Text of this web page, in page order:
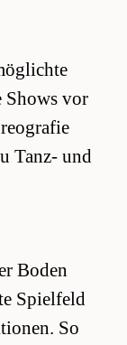
Shows vor
Tanz- und
Boden
Spielfeld
So